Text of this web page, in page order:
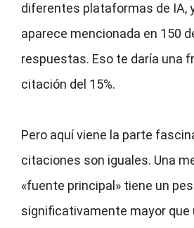
diferentes plataformas de IA,
aparece mencionada en 150
respuestas. Eso te daría una
citación del 15%.
Pero aquí viene la parte
citaciones son iguales. Una
«fuente principal» tiene un
significativamente mayor que